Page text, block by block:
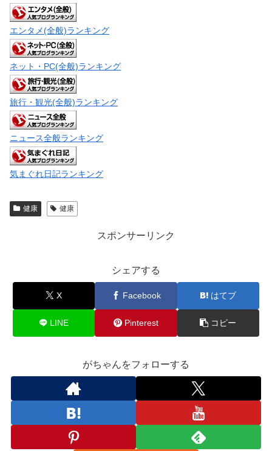
エンタメ(全般)ランキング
ネット・PC(全般)ランキング
旅行・観光(全般)ランキング
ニュース全般ランキング
気まぐれ日記ランキング
健康 健康
スポンサーリンク
シェアする
X Facebook はてブ
LINE Pinterest コピー
がちゃんをフォローする